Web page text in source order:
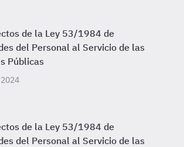
de la Ley 53/1984 de
del Personal al Servicio de las
Públicas
de la Ley 53/1984 de
del Personal al Servicio de las